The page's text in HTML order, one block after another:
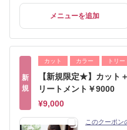
メニューを追加
新
規
カット カラー トリー
【新規限定★】カット
リートメント￥9000
¥9,000
このクーポン